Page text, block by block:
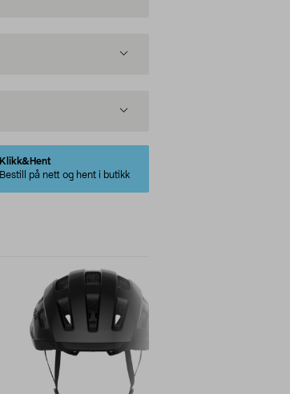
Klikk&Hent
Bestill på nett og hent i butikk